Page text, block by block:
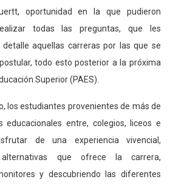
oportunidad en la que pudieron
todas las preguntas, que les
aquellas carreras por las que se
todo esto posterior a la próxima
Superior (PAES).
los estudiantes provenientes de más de
educacionales entre, colegios, liceos e
de una experiencia vivencial,
alternativas que ofrece la carrera,
y descubriendo las diferentes